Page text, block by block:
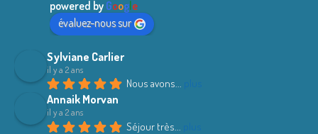
powered by Goog e
évaluez-nous sur
Sylviane Carlier
il y a 2 ans
Nous avons... plus
Annaik Morvan
il y a 2 ans
Séjour très plus